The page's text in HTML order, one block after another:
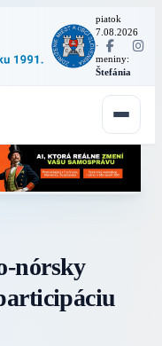
piatok
7.08.2026
·
meniny:
Štefánia
nórsky